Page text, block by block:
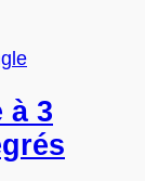
à 3